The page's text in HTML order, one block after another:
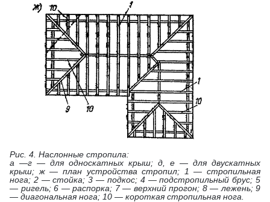
Рис. 4. Наслонные стропила:
а —г — для односкатных крыш; д, е — для двускатных
крыш; ж — план устройства стропил; 1 — стропильная
нога; 2 — стойка; 3 — подкос; 4 — подстропильный брус; 5
— ригель; 6 — распорка; 7 — верхний прогон; 8 — лежень; 9
— диагональная нога; 10 — короткая стропильная нога.